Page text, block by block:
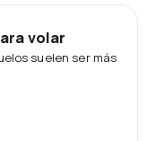
volar
suelen ser más